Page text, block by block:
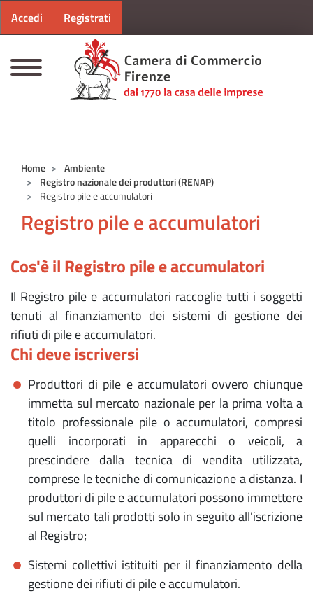
Menu profilo utente
Accedi Registrati
Home
Ambiente
Registro nazionale dei produttori (RENAP)
Registro pile e accumulatori
Registro pile e accumulatori
Cos'è il Registro pile e accumulatori
Il Registro pile e accumulatori raccoglie tutti i soggetti
tenuti al finanziamento dei sistemi di gestione dei
rifiuti di pile e accumulatori.
Chi deve iscriversi
Produttori di pile e accumulatori ovvero chiunque
immetta sul mercato nazionale per la prima volta a
titolo professionale pile o accumulatori, compresi
quelli incorporati in apparecchi o veicoli, a
prescindere dalla tecnica di vendita utilizzata,
comprese le tecniche di comunicazione a distanza. I
produttori di pile e accumulatori possono immettere
sul mercato tali prodotti solo in seguito all'iscrizione
al Registro;
Sistemi collettivi istituiti per il finanziamento della
gestione dei rifiuti di pile e accumulatori.